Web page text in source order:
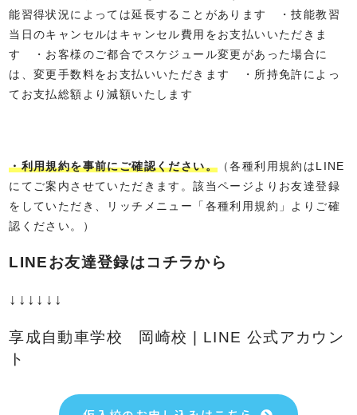
能習得状況によっては延長することがあります ・技能教習
当日のキャンセルはキャンセル費用をお支払いいただきま
す ・お客様のご都合でスケジュール変更があった場合に
は、変更手数料をお支払いいただきます ・所持免許によっ
てお支払総額より減額いたします
・利用規約を事前にご確認ください。 （各種利用規約はLINE
にてご案内させていただきます。該当ページよりお友達登録
をしていただき、リッチメニュー「各種利用規約」よりご確
認ください。）
LINEお友達登録はコチラから
↓↓↓↓↓↓
享成自動車学校 岡崎校 | LINE 公式アカウン
ト